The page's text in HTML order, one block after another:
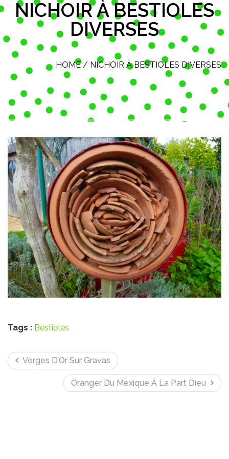
NICHOIR À BESTIOLES
DIVERSES
HOME/ NICHOIR À BESTIOLES DIVERSES
Tags : Bestioles
Verges D’Or Sur Gravas
Oranger Du Mexique À La Part Dieu